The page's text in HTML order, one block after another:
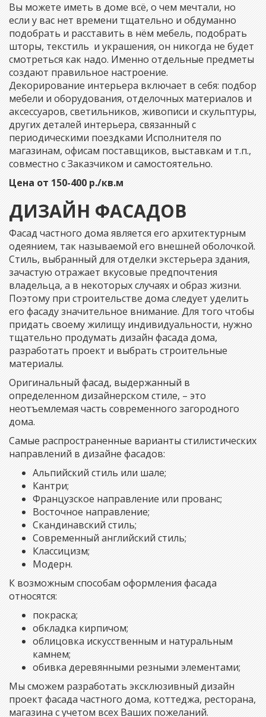
Вы можете иметь в доме всё, о чем мечтали, но
если у вас нет времени тщательно и обдуманно
подобрать и расставить в нём мебель, подобрать
шторы, текстиль и украшения, он никогда не будет
смотреться как надо. Именно отдельные предметы
создают правильное настроение.
Декорирование интерьера включает в себя: подбор
мебели и оборудования, отделочных материалов и
аксессуаров, светильников, живописи и скульптуры,
других деталей интерьера, связанный с
периодическими поездками Исполнителя по
магазинам, офисам поставщиков, выставкам и т.п.,
совместно с Заказчиком и самостоятельно.
Цена от 150-400 р./кв.м
ДИЗАЙН ФАСАДОВ
Фасад частного дома является его архитектурным
одеянием, так называемой его внешней оболочкой.
Cтиль, выбранный для отделки экстерьера здания,
зачастую отражает вкусовые предпочтения
владельца, а в некоторых случаях и образ жизни.
Поэтому при строительстве дома следует уделить
его фасаду значительное внимание. Для того чтобы
придать своему жилищу индивидуальности, нужно
тщательно продумать дизайн фасада дома,
разработать проект и выбрать строительные
материалы.
Оригинальный фасад, выдержанный в
определенном дизайнерском стиле, – это
неотъемлемая часть современного загородного
дома.
Самые распространенные варианты стилистических
направлений в дизайне фасадов:
Альпийский стиль или шале;
Кантри;
Французское направление или прованс;
Восточное направление;
Скандинавский стиль;
Современный английский стиль;
Классицизм;
Модерн.
К возможным способам оформления фасада
относятся:
покраска;
обкладка кирпичом;
облицовка искусственным и натуральным
камнем;
обивка деревянными резными элементами;
Мы сможем разработать эксклюзивный дизайн
проект фасада частного дома, коттеджа, ресторана,
магазина с учетом всех Ваших пожеланий.